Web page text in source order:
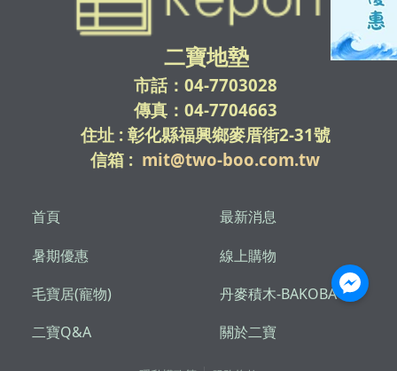
二寶地墊
市話：04-7703028
傳真：04-7704663
住址 : 彰化縣福興鄉麥厝街2-31號
信箱 : mit@two-boo.com.tw
首頁
最新消息
暑期優惠
線上購物
毛寶居(寵物)
丹麥積木-BAKOBA
二寶Q&A
關於二寶